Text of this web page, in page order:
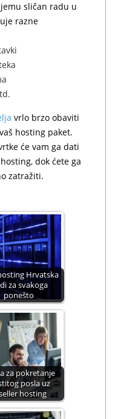
sličan radu u
razne
vrlo brzo obaviti
hosting paket.
će vam ga dati
dok ćete ga
zatražiti.
Hrvatska
za svakoga
ponešto
za pokretanje
posla uz
hosting